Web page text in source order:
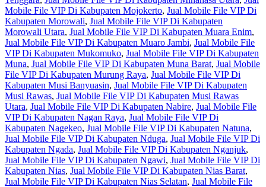
Mobile File VIP Di Kabupaten Mojokerto, Jual Mobile File VIP Di
Kabupaten Morowali, Jual Mobile File VIP Di Kabupaten
Morowali Utara, Jual Mobile File VIP Di Kabupaten Muara Enim,
Jual Mobile File VIP Di Kabupaten Muaro Jambi, Jual Mobile File
VIP Di Kabupaten Mukomuko, Jual Mobile File VIP Di Kabupaten
Muna, Jual Mobile File VIP Di Kabupaten Muna Barat, Jual Mobile
File VIP Di Kabupaten Murung Raya, Jual Mobile File VIP Di
Kabupaten Musi Banyuasin, Jual Mobile File VIP Di Kabupaten
Musi Rawas, Jual Mobile File VIP Di Kabupaten Musi Rawas
Utara, Jual Mobile File VIP Di Kabupaten Nabire, Jual Mobile File
VIP Di Kabupaten Nagan Raya, Jual Mobile File VIP Di
Kabupaten Nagekeo, Jual Mobile File VIP Di Kabupaten Natuna,
Jual Mobile File VIP Di Kabupaten Nduga, Jual Mobile File VIP Di
Kabupaten Ngada, Jual Mobile File VIP Di Kabupaten Nganjuk,
Jual Mobile File VIP Di Kabupaten Ngawi, Jual Mobile File VIP Di
Kabupaten Nias, Jual Mobile File VIP Di Kabupaten Nias Barat,
Jual Mobile File VIP Di Kabupaten Nias Selatan, Jual Mobile File